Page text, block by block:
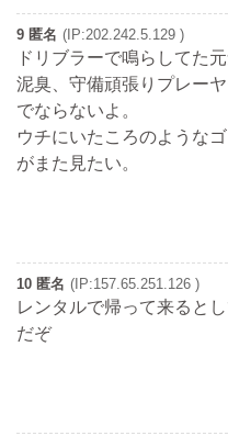
9 匿名 (IP:202.242.5.129 )
ドリブラーで鳴らしてた
泥臭、守備頑張りプレー
でならないよ。
ウチにいたころのような
がまた見たい。
10 匿名 (IP:157.65.251.126 )
レンタルで帰って来ると
だぞ